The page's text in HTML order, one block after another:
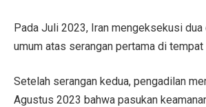
Pada Juli 2023, Iran mengeksekusi dua
umum atas serangan pertama di
Setelah serangan kedua, pengadilan
Agustus 2023 bahwa pasukan